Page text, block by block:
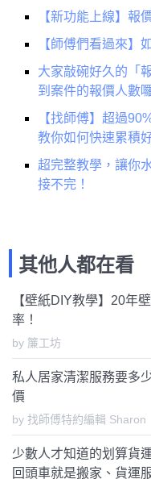
【新功能上線】報
【師傅們看過來】
大家敲碗好久的「
到案件的報價人數囉
【找師傅】超過
教你如何快速累積
超完整教學，讓你
接不完！
其他人都在看
【壁紙DIY教學】20年
率！
by 簾工坊
私人居家清潔服務要多
價
by 找師傅特約編輯 Sharon
少數人才知道的划算貨
回頭車就是搬家、貨運